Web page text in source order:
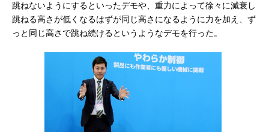
跳ねないようにするといったデモや、重力によって徐々に減衰し
跳ねる高さが低くなるはずが同じ高さになるように力を加え、ず
っと同じ高さで跳ね続けるというようなデモを行った。